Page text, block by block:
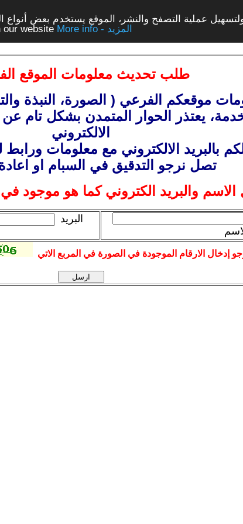
عملية التصفح والنشر، الموقع يستخدم بعض أنواع
our website
More info - المزيد
طلب تحديث معلومات الموقع
موقعكم الفرعي ( الصورة، النبذة
، يعتذر الحوار المتمدن بشكل تام عن
الالكتروني
بالبريد الالكتروني مع معلومات ورابط
تصل نرجو التدقيق في السبام او
والبريد الكتروني كما هو موجود
إدخال الارقام الموجودة في الصورة في المربع الاتي